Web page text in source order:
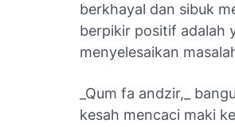
berkhayal dan sibuk
berpikir positif adalah
menyelesaikan
_Qum fa andzir,_
kesah mencaci maki